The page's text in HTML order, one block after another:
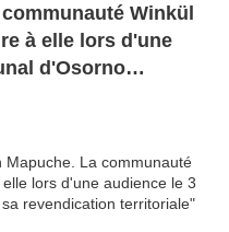
Winkül
à elle lors d'une
d'Osorno